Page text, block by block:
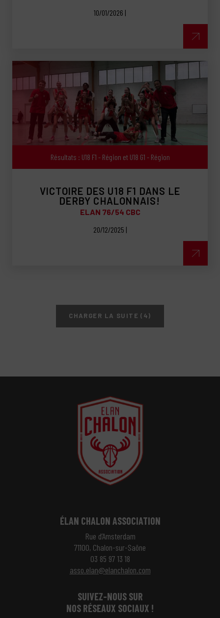
10/01/2026 |
Résultats : U18 F1 - Région et U18 G1 - Région
VICTOIRE DES U18 F1 DANS LE
DERBY CHALONNAIS!
ELAN 76/54 CBC
20/12/2025 |
CHARGER LA SUITE (4)
ÉLAN CHALON ASSOCIATION
Rue d’Amsterdam
71100, Chalon-sur-Saône
03 85 97 13 18
asso.elan@elanchalon.com
SUIVEZ-NOUS SUR
NOS RÉSEAUX SOCIAUX !